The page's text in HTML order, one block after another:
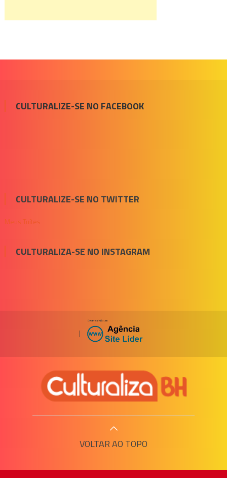
CULTURALIZE-SE NO FACEBOOK
CULTURALIZE-SE NO TWITTER
Meus Tuítes
CULTURALIZA-SE NO INSTAGRAM
|
VOLTAR AO TOPO